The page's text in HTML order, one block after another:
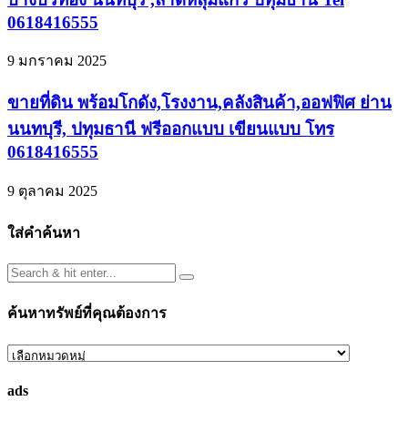
0618416555
9 มกราคม 2025
ขายที่ดิน พร้อมโกดัง,โรงงาน,คลังสินค้า,ออฟฟิศ ย่าน
นนทบุรี, ปทุมธานี ฟรีออกแบบ เขียนแบบ โทร
0618416555
9 ตุลาคม 2025
ใส่คำค้นหา
ค้นหาทรัพย์ที่คุณต้องการ
ค้นหา
ที่
ads